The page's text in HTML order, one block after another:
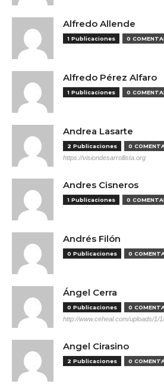
Alfredo Allende
1 Publicaciones 0
Alfredo Pérez Alfaro
1 Publicaciones 0
Andrea Lasarte
2 Publicaciones 0
https://visiondesarrollista.org
Andres Cisneros
1 Publicaciones 0
Andrés Filón
0 Publicaciones 0
Ángel Cerra
0 Publicaciones 0
http://www.ceheal.com/uploads/1/
Angel Cirasino
2 Publicaciones 0